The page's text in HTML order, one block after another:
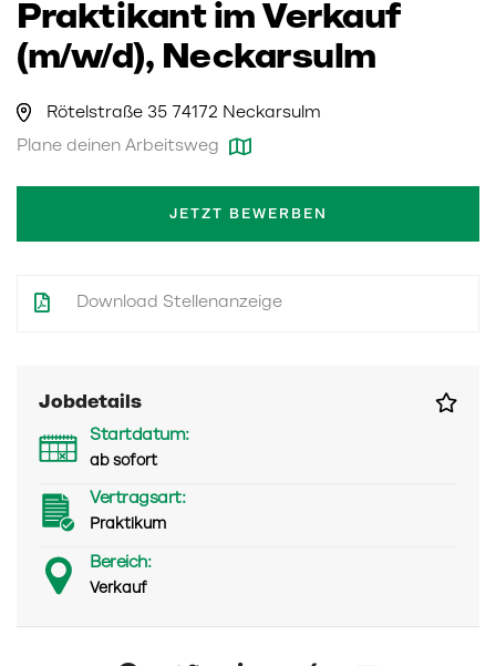
Praktikant im Verkauf
(m/w/d), Neckarsulm
Rötelstraße 35 74172 Neckarsulm
Plane deinen Arbeitsweg
JETZT BEWERBEN
Download Stellenanzeige
Jobdetails
Startdatum:
ab sofort
Vertragsart:
Praktikum
Bereich:
Verkauf